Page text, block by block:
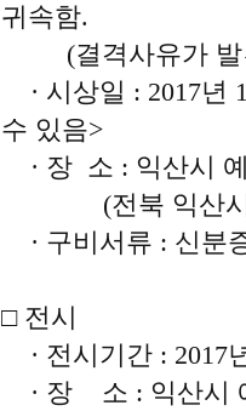
귀속함.
(결격사유가 발
· 시상일 : 2017년
수 있음>
· 장 소 : 익산시
(전북 익산시 동
· 구비서류 : 신분
□ 전시
· 전시기간 : 2017
· 장 소 : 익산시